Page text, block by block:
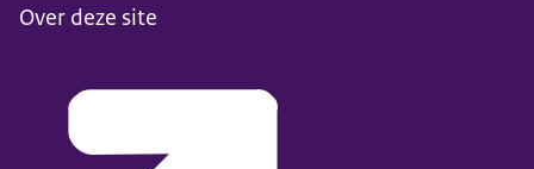
Over deze site